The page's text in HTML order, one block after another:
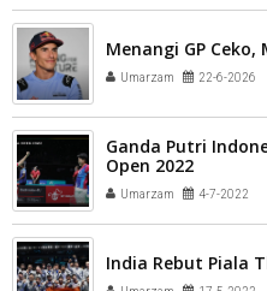
Menangi GP
Umarzam 22-6-2026
Ganda Putri
Open 2022
Umarzam 4-7-2022
India Rebut Piala